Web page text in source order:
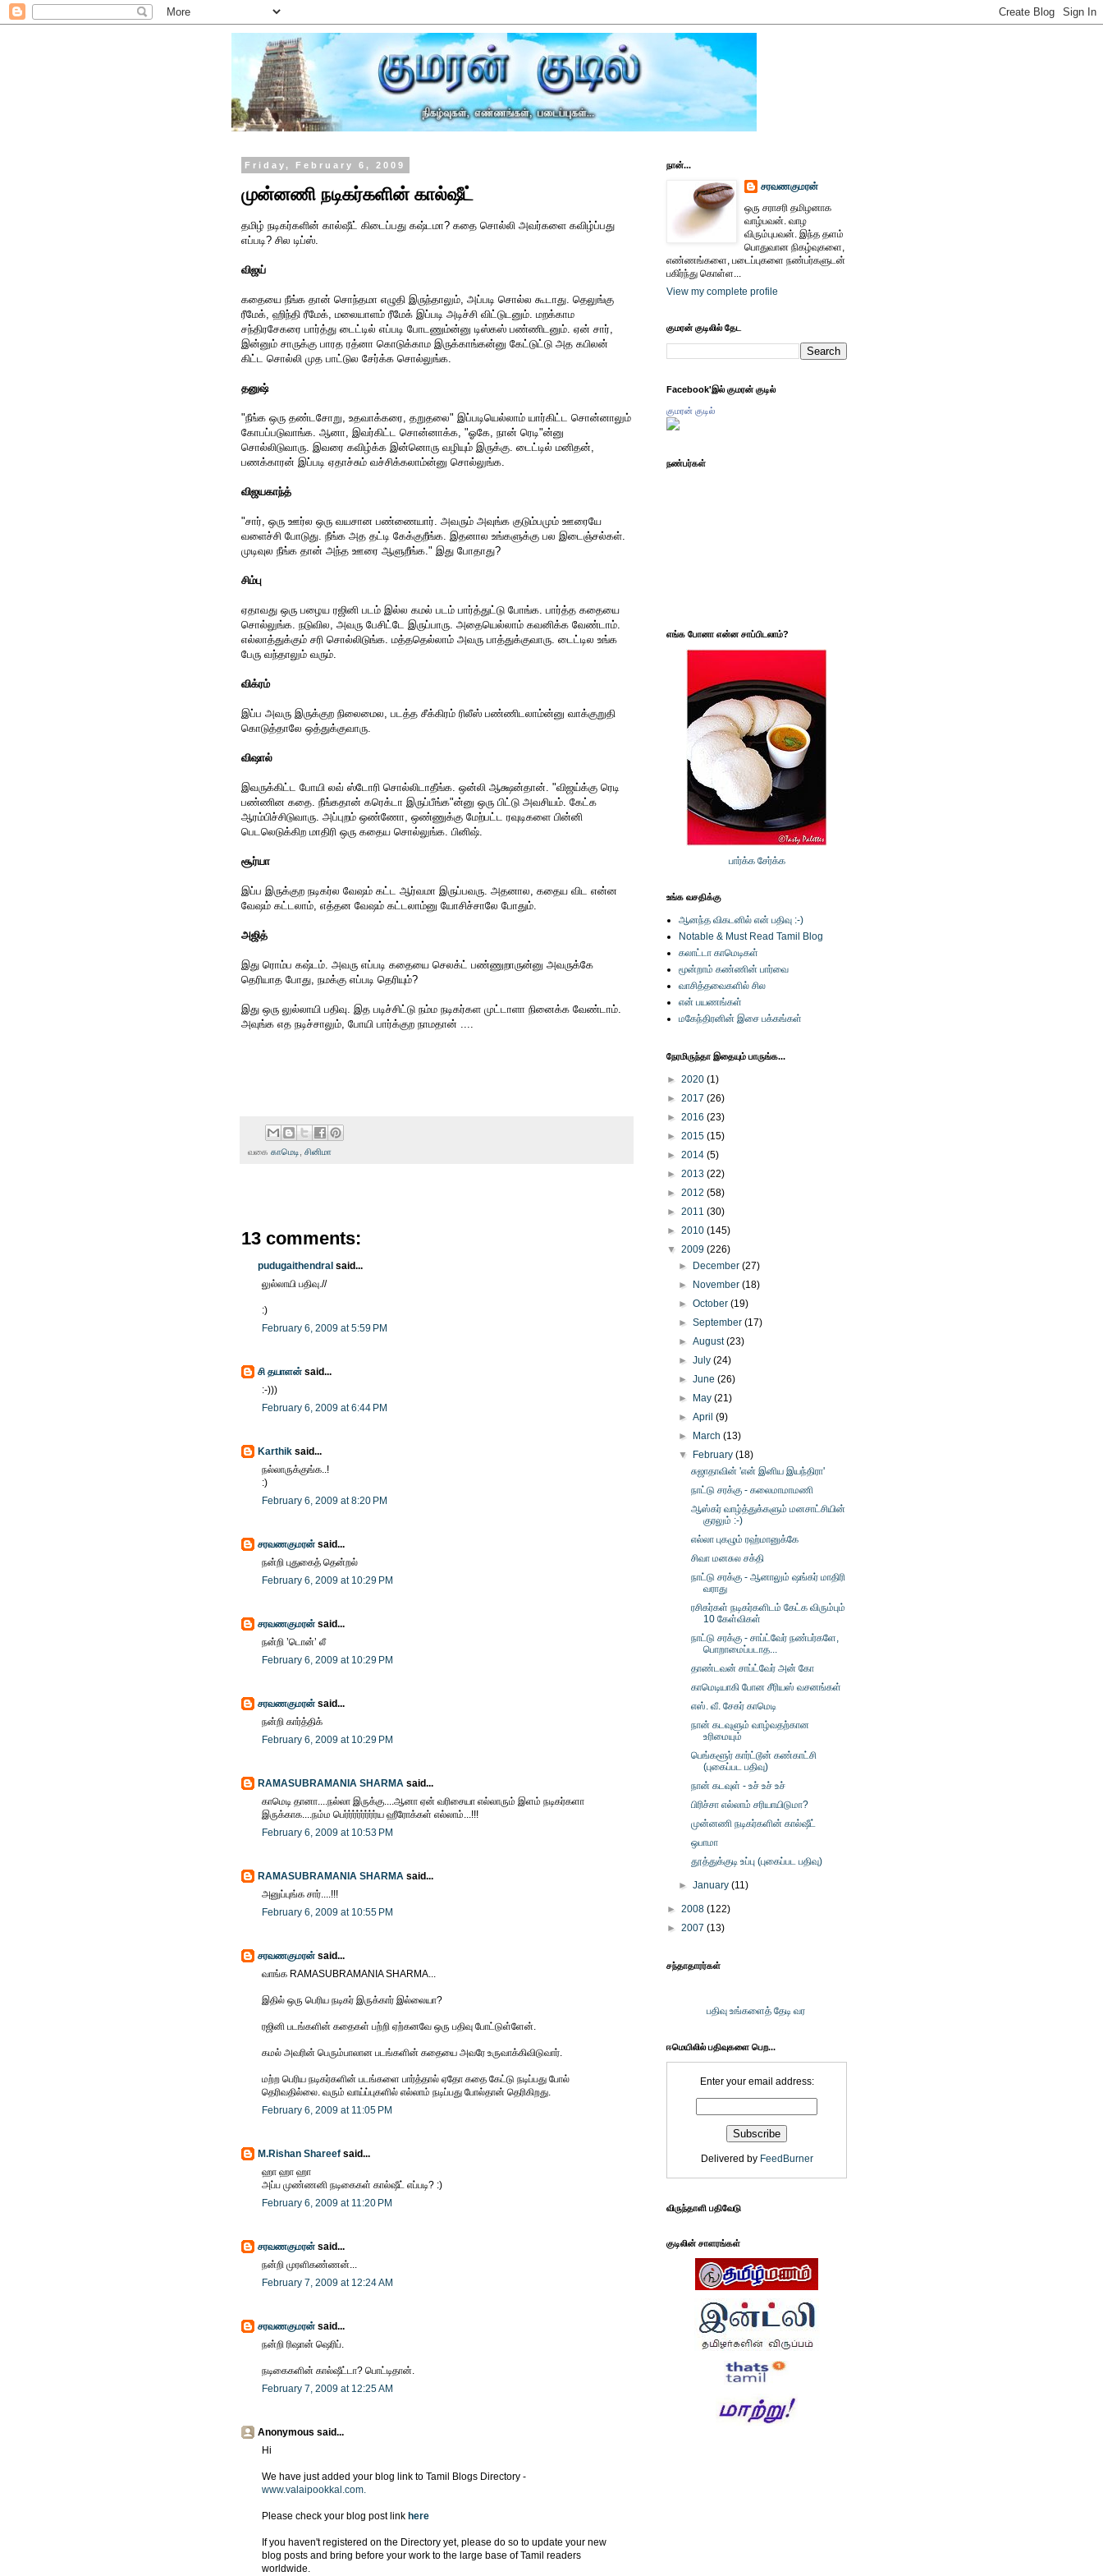
Friday, February 6, 2009
முன்னணி நடிகர்களின் கால்ஷீட்
தமிழ் நடிகர்களின் கால்ஷீட் கிடைப்பது கஷ்டமா? கதை சொல்லி அவர்களை கவிழ்ப்பது
எப்படி? சில டிப்ஸ்.
விஜய்
கதையை நீங்க தான் சொந்தமா எழுதி இருந்தாலும், அப்படி சொல்ல கூடாது. தெலுங்கு
ரீமேக், ஹிந்தி ரீமேக், மலையாளம் ரீமேக் இப்படி அடிச்சி விட்டுடனும். மறக்காம
சந்திரசேகரை பார்த்து டைட்டில் எப்படி போடணும்ன்னு டிஸ்கஸ் பண்ணிடனும். ஏன் சார்,
இன்னும் சாருக்கு பாரத ரத்னா கொடுக்காம இருக்காங்கன்னு கேட்டுட்டு அத கபிலன்
கிட்ட சொல்லி முத பாட்டுல சேர்க்க சொல்லுங்க.
தனுஷ்
"நீங்க ஒரு தண்டசோறு, உதவாக்கரை, தறுதலை" இப்படியெல்லாம் யார்கிட்ட சொன்னாலும்
கோபப்படுவாங்க. ஆனா, இவர்கிட்ட சொன்னாக்க, "ஓகே, நான் ரெடி"ன்னு
சொல்லிடுவாரு. இவரை கவிழ்க்க இன்னொரு வழியும் இருக்கு. டைட்டில் மனிதன்,
பணக்காரன் இப்படி ஏதாச்சும் வச்சிக்கலாம்ன்னு சொல்லுங்க.
விஜயகாந்த்
"சார், ஒரு ஊர்ல ஒரு வயசான பண்ணையார். அவரும் அவுங்க குடும்பமும் ஊரையே
வளைச்சி போடுது. நீங்க அத தட்டி கேக்குறீங்க. இதனால உங்களுக்கு பல இடைஞ்சல்கள்.
முடிவுல நீங்க தான் அந்த ஊரை ஆளுறீங்க." இது போதாது?
சிம்பு
ஏதாவது ஒரு பழைய ரஜினி படம் இல்ல கமல் படம் பார்த்துட்டு போங்க. பார்த்த கதையை
சொல்லுங்க. நடுவில, அவரு பேசிட்டே இருப்பாரு. அதையெல்லாம் கவனிக்க வேண்டாம்.
எல்லாத்துக்கும் சரி சொல்லிடுங்க. மத்ததெல்லாம் அவரு பாத்துக்குவாரு. டைட்டில உங்க
பேரு வந்தாலும் வரும்.
விக்ரம்
இப்ப அவரு இருக்குற நிலைமைல, படத்த சீக்கிரம் ரிலீஸ் பண்ணிடலாம்ன்னு வாக்குறுதி
கொடுத்தாலே ஒத்துக்குவாரு.
விஷால்
இவருக்கிட்ட போயி லவ் ஸ்டோரி சொல்லிடாதீங்க. ஒன்லி ஆக்ஷன்தான். "விஜய்க்கு ரெடி
பண்ணின கதை. நீங்கதான் கரெக்டா இருப்பீங்க"ன்னு ஒரு பிட்டு அவசியம். கேட்க
ஆரம்பிச்சிடுவாரு. அப்புறம் ஒண்ணோ, ஒண்ணுக்கு மேற்பட்ட ரவுடிகளை பின்னி
பெடலெடுக்கிற மாதிரி ஒரு கதைய சொல்லுங்க. பினிஷ்.
சூர்யா
இப்ப இருக்குற நடிகர்ல வேஷம் கட்ட ஆர்வமா இருப்பவரு. அதனால, கதைய விட என்ன
வேஷம் கட்டலாம், எத்தன வேஷம் கட்டலாம்னு யோசிச்சாலே போதும்.
அஜித்
இது ரொம்ப கஷ்டம். அவரு எப்படி கதையை செலக்ட் பண்ணுறாருன்னு அவருக்கே
தெரியாத போது, நமக்கு எப்படி தெரியும்?
இது ஒரு லுல்லாயி பதிவு. இத படிச்சிட்டு நம்ம நடிகர்கள முட்டாளா நினைக்க வேண்டாம்.
அவுங்க எத நடிச்சாலும், போயி பார்க்குற நாமதான் ....
வகை காமெடி சினிமா
13 comments:
pudugaithendral said...
லுல்லாயி பதிவு.//
:)
February 6, 2009 at 5:59 PM
சி தயாளன் said...
:-)))
February 6, 2009 at 6:44 PM
Karthik said...
நல்லாருக்குங்க..!
:)
February 6, 2009 at 8:20 PM
சரவணகுமரன் said...
நன்றி புதுகைத் தென்றல்
February 6, 2009 at 10:29 PM
சரவணகுமரன் said...
நன்றி ’டொன்’ லீ
February 6, 2009 at 10:29 PM
சரவணகுமரன் said...
நன்றி கார்த்திக்
February 6, 2009 at 10:29 PM
RAMASUBRAMANIA SHARMA said...
காமெடி தானா....நல்லா இருக்கு....ஆனா ஏன் வரிசையா எல்லாரும் இளம் நடிகர்களா
இருக்காக....நம்ம பெர்ர்ர்ர்ர்ர்ர்ர்ய ஹீரோக்கள் எல்லாம்...!!!
February 6, 2009 at 10:53 PM
RAMASUBRAMANIA SHARMA said...
அனுப்புங்க சார்....!!!
February 6, 2009 at 10:55 PM
சரவணகுமரன் said...
வாங்க RAMASUBRAMANIA SHARMA...
இதில் ஒரு பெரிய நடிகர் இருக்கார் இல்லையா?
ரஜினி படங்களின் கதைகள் பற்றி ஏற்கனவே ஒரு பதிவு போட்டுள்ளேன்.
கமல் அவரின் பெரும்பாலான படங்களின் கதையை அவரே உருவாக்கிவிடுவார்.
மற்ற பெரிய நடிகர்களின் படங்களை பார்த்தால் ஏதோ கதை கேட்டு நடிப்பது போல்
தெரிவதில்லை. வரும் வாய்ப்புகளில் எல்லாம் நடிப்பது போல்தான் தெரிகிறது.
February 6, 2009 at 11:05 PM
M.Rishan Shareef said...
ஹா ஹா ஹா
அப்ப முண்ணனி நடிகைகள் கால்ஷீட் எப்படி? :)
February 6, 2009 at 11:20 PM
சரவணகுமரன் said...
நன்றி முரளிகண்ணன்...
February 7, 2009 at 12:24 AM
சரவணகுமரன் said...
நன்றி ரிஷான் ஷெரிப்.
நடிகைகளின் கால்ஷீட்டா? பொட்டிதான்.
February 7, 2009 at 12:25 AM
Anonymous said...
Hi
We have just added your blog link to Tamil Blogs Directory -
www.valaipookkal.com.
Please check your blog post link here
If you haven't registered on the Directory yet, please do so to update your new
blog posts and bring before your work to the large base of Tamil readers
worldwide.
நான்...
சரவணகுமரன்
ஒரு சராசரி தமிழனாக
வாழ்பவன். வாழ
விரும்புபவன். இந்த தளம்
பொதுவான நிகழ்வுகளை,
எண்ணங்களை, படைப்புகளை நண்பர்களுடன்
பகிர்ந்து கொள்ள...
View my complete profile
குமரன் குடிலில் தேட
Facebook'இல் குமரன் குடில்
குமரன் குடில்
நண்பர்கள்
எங்க போனா என்ன சாப்பிடலாம்?
பார்க்க சேர்க்க
உங்க வசதிக்கு
ஆனந்த விகடனில் என் பதிவு :-)
Notable & Must Read Tamil Blog
கலாட்டா காமெடிகள்
மூன்றாம் கண்ணின் பார்வை
வாசித்தவைகளில் சில
என் பயணங்கள்
மகேந்திரனின் இசை பக்கங்கள்
நேரமிருந்தா இதையும் பாருங்க...
► 2020 (1)
► 2017 (26)
► 2016 (23)
► 2015 (15)
► 2014 (5)
► 2013 (22)
► 2012 (58)
► 2011 (30)
► 2010 (145)
▼ 2009 (226)
►
December(27)
►
November(18)
►October(19)
►September(17)
►August(23)
►July(24)
►June(26)
►
May(21)
►April(9)
►
March(13)
▼
February(18)
சுஜாதாவின் 'என் இனிய இயந்திரா'
நாட்டு சரக்கு - கலைமாமாமணி
ஆஸ்கர் வாழ்த்துக்களும் மனசாட்சியின்
குரலும் :-)
எல்லா புகழும் ரஹ்மானுக்கே
சிவா மனசுல சக்தி
நாட்டு சரக்கு - ஆனாலும் ஷங்கர் மாதிரி
வராது
ரசிகர்கள் நடிகர்களிடம் கேட்க விரும்பும்
10 கேள்விகள்
நாட்டு சரக்கு - சாப்ட்வேர் நண்பர்களே,
பொறாமைப்படாத...
தாண்டவன் சாப்ட்வேர் அன் கோ
காமெடியாகி போன சீரியஸ் வசனங்கள்
எஸ். வீ. சேகர் காமெடி
நான் கடவுளும் வாழ்வதற்கான
உரிமையும்
பெங்களூர் கார்ட்டூன் கண்காட்சி
(புகைப்பட பதிவு)
நான் கடவுள் - உச் உச் உச்
பிரிச்சா எல்லாம் சரியாயிடுமா?
முன்னணி நடிகர்களின் கால்ஷீட்
ஒபாமா
தூத்துக்குடி உப்பு (புகைப்பட பதிவு)
►January(11)
► 2008 (122)
► 2007 (13)
சந்தாதாரர்கள்
பதிவு உங்களைத் தேடி வர
ஈமெயிலில் பதிவுகளை பெற...
Enter your email address:
Delivered by FeedBurner
விருந்தாளி பதிவேடு
குடிலின் சாளரங்கள்